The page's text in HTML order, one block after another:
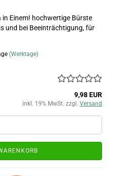
Einem! hochwertige Bürste
und bei Beeinträchtigung, für
(Werktage)
9,98 EUR
inkl. 19% MwSt. zzgl. Versand